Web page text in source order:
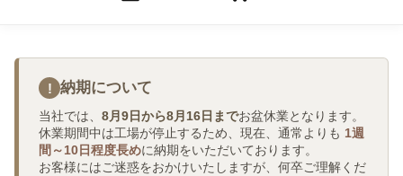
! 納期について
当社では、 8月9日から8月16日までお盆休業となります。
休業期間中は工場が停止するため、現在、通常よりも 1週
間～10日程度長めに納期をいただいております。
お客様にはご迷惑をおかけいたしますが、何卒ご理解くだ